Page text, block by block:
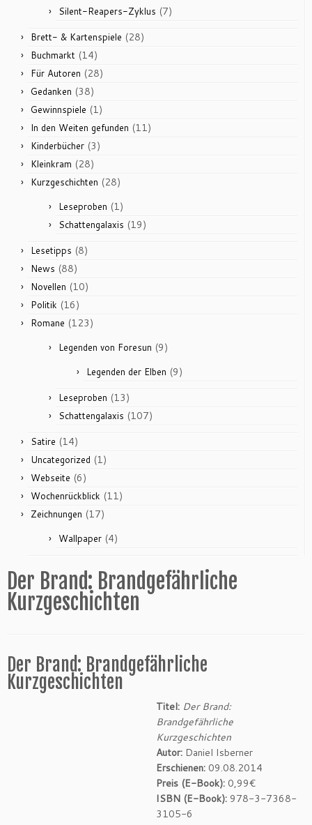
Silent-Reapers-Zyklus (7)
Brett- & Kartenspiele (28)
Buchmarkt (14)
Für Autoren (28)
Gedanken (38)
Gewinnspiele (1)
In den Weiten gefunden (11)
Kinderbücher (3)
Kleinkram (28)
Kurzgeschichten (28)
Leseproben (1)
Schattengalaxis (19)
Lesetipps (8)
News (88)
Novellen (10)
Politik (16)
Romane (123)
Legenden von Foresun (9)
Legenden der Elben (9)
Leseproben (13)
Schattengalaxis (107)
Satire (14)
Uncategorized (1)
Webseite (6)
Wochenrückblick (11)
Zeichnungen (17)
Wallpaper (4)
Der Brand: Brandgefährliche
Kurzgeschichten
Der Brand: Brandgefährliche
Kurzgeschichten
Titel: Der Brand:
Brandgefährliche
Kurzgeschichten
Autor: Daniel Isberner
Erschienen: 09.08.2014
Preis (E-Book): 0,99€
ISBN (E-Book): 978-3-7368-
3105-6